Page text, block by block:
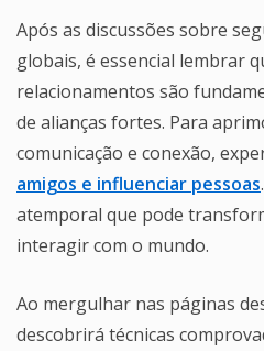
Após as discussões sobre
globais, é essencial lembrar
relacionamentos são
de alianças fortes. Para
comunicação e conexão,
amigos e influenciar pessoas
atemporal que pode
interagir com o mundo.
Ao mergulhar nas páginas
descobrirá técnicas